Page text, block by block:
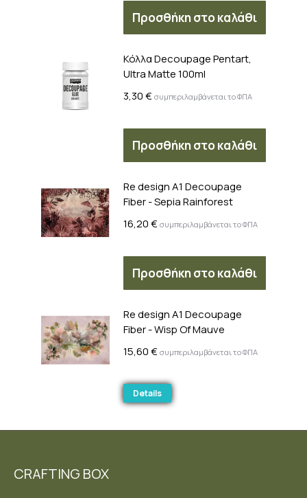
Προσθήκη στο καλάθι
Κόλλα Decoupage Pentart,
Ultra Matte 100ml
3,30€ συμπεριλαμβάνεται το ΦΠΑ
Προσθήκη στο καλάθι
Re design A1 Decoupage
Fiber - Sepia Rainforest
16,20€ συμπεριλαμβάνεται το ΦΠΑ
Προσθήκη στο καλάθι
Re design A1 Decoupage
Fiber - Wisp Of Mauve
15,60€ συμπεριλαμβάνεται το ΦΠΑ
Details
CRAFTING BOX